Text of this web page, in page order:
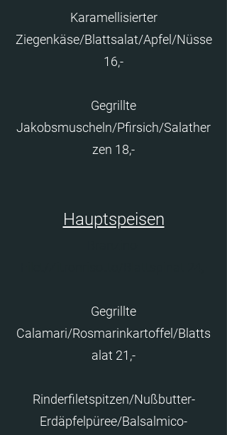
Karamellisierter
Ziegenkäse/Blattsalat/Apfel/Nüsse
16,-
Gegrillte
Jakobsmuscheln/Pfirsich/Salather
zen 18,-
Hauptspeisen
Gegrillte
Calamari/Rosmarinkartoffel/Blatts
alat 21,-
Rinderfiletspitzen/Nußbutter-
Erdäpfelpüree/Balsalmico-